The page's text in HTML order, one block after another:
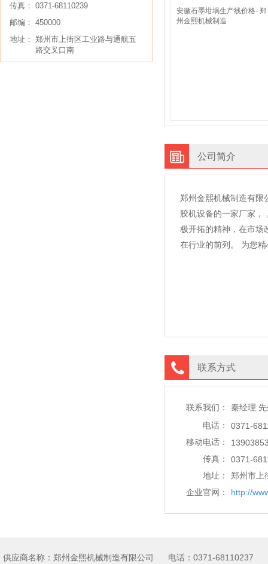
传真： 0371-68110239
邮编： 450000
地址： 郑州市上街区工业路与通航五
路交叉口南
安徽石墨坩埚生产线价格- 郑
州金熙机械制造
公司简介
郑州金熙机械制造有限
胶机设备的一家厂家
极开拓的精神，在市场
在行业的前列。 为您
联系方式
联系我们：
秦经理
电话：
0371-
移动电话：
传真：
0371-
地址：
郑州市上
企业官网：
http://
供应商名称：郑州金熙机械制造有限公司 电话：0371-68110237